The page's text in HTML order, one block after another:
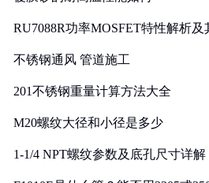
RU7088R功率MOSFET特性解析
不锈钢通风 管道施工
201不锈钢重量计算方法大全
M20螺纹大径和小径是多少
1-1/4 NPT螺纹参数及底孔尺寸详解